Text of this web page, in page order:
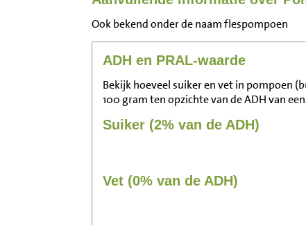
Ook bekend onder de naam flespompoen
ADH en PRAL-waarde
Bekijk hoeveel suiker en vet in pompoen
100 gram ten opzichte van de ADH van
Suiker (2% van de ADH)
Vet (0% van de ADH)